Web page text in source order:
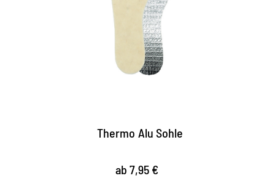
Thermo Alusohle mit Dreischichtaufbau wirkt
auch und vor allem bei extremer Kälte
Alu-Unterschicht wirkt isolierend gegen
Thermo Alu Sohle
ab 7,95 €